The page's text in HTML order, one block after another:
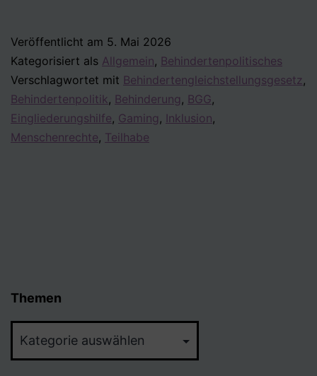
Menschen
Veröffentlicht am 5. Mai 2026
Kategorisiert als Allgemein, Behindertenpolitisches
Verschlagwortet mit Behindertengleichstellungsgesetz,
Behindertenpolitik, Behinderung, BGG,
Eingliederungshilfe, Gaming, Inklusion,
Menschenrechte, Teilhabe
Themen